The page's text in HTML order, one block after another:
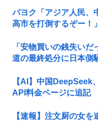
パヨク「アジア人民、
高市を打倒するぞー！」
「安物買いの銭失い
道の最終処分に日本側
【AI】中国
API料金ページに追記
【速報】注文厨の女を